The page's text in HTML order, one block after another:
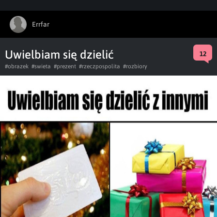
Errfar
Uwielbiam się dzielić 12
#obrazek #swieta #prezent #rzeczpospolita #rozbiory